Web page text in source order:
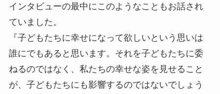
インタビューの最中にこのようなこともお話され
ていました。
『子どもたちに幸せになって欲しいという思いは
誰にでもあると思います。それを子どもたちに委
ねるのではなく、私たちの幸せな姿を見せること
が、子どもたちにも影響するのではないでしょう